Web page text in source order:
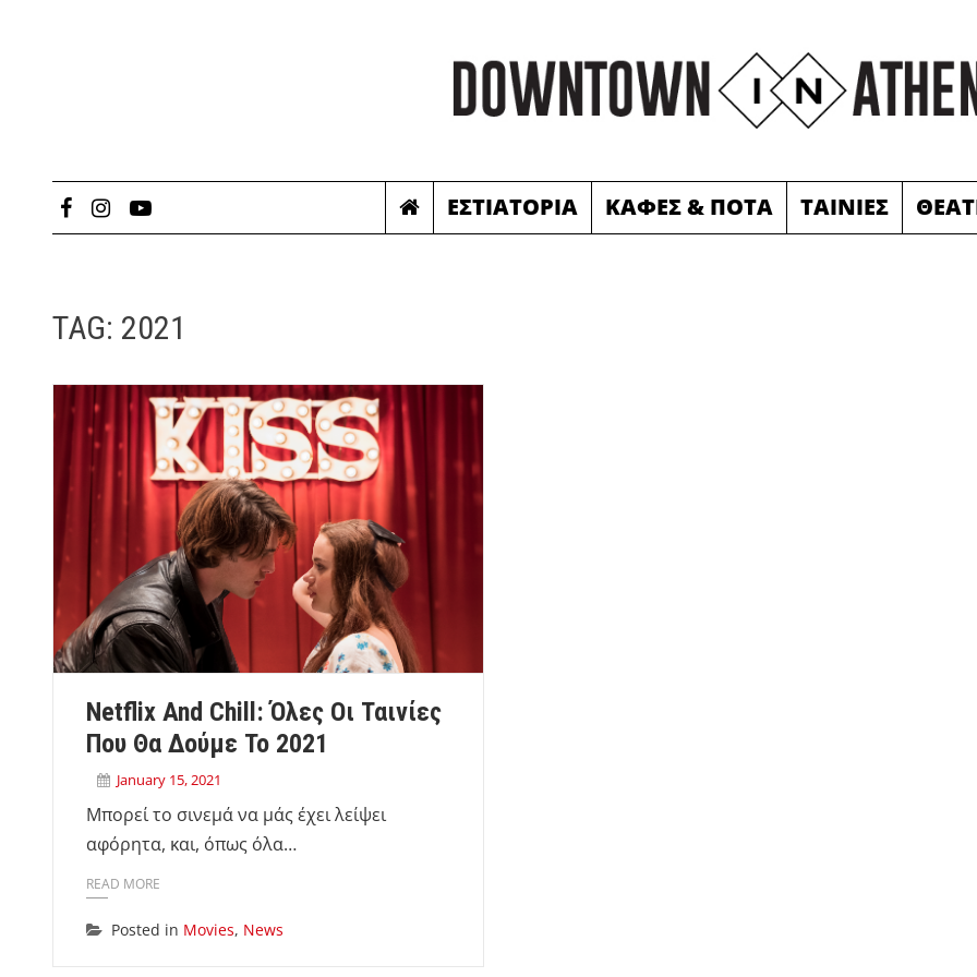
ΕΣΤΙΑΤΟΡΙΑ ΚΑΦΕΣ & ΠΟΤΑ ΤΑΙΝΙΕΣ
TAG: 2021
Netflix And Chill: Όλες Οι Ταινίες
Που Θα Δούμε Το 2021
January 15, 2021
Μπορεί το σινεμά να μάς έχει λείψει
αφόρητα, και, όπως όλα…
READ MORE
Posted in Movies, News